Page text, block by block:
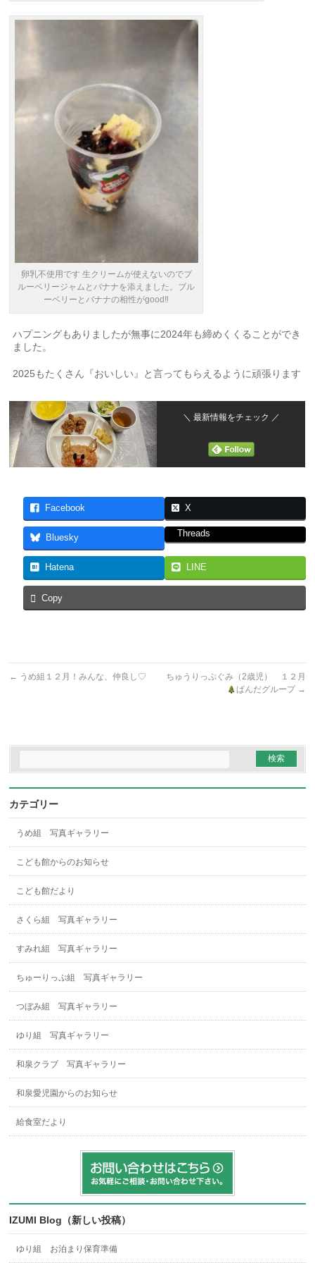
卵乳不使用です 生クリームが使えないのでブ
ルーベリージャムとバナナを添えました。ブル
ーベリーとバナナの相性がgood‼
ハプニングもありましたが無事に2024年も締めくくることができ
ました。
2025もたくさん『おいしい』と言ってもらえるように頑張ります
＼ 最新情報をチェック ／
Facebook X
Bluesky Threads
Hatena LINE
Copy
← うめ組１２月！みんな、仲良し♡
ちゅうりっぷぐみ（2歳児） １２月
ぱんだグループ →
カテゴリー
うめ組 写真ギャラリー
こども館からのお知らせ
こども館だより
さくら組 写真ギャラリー
すみれ組 写真ギャラリー
ちゅーりっぷ組 写真ギャラリー
つぼみ組 写真ギャラリー
ゆり組 写真ギャラリー
和泉クラブ 写真ギャラリー
和泉愛児園からのお知らせ
給食室だより
IZUMI Blog（新しい投稿）
ゆり組 お泊まり保育準備